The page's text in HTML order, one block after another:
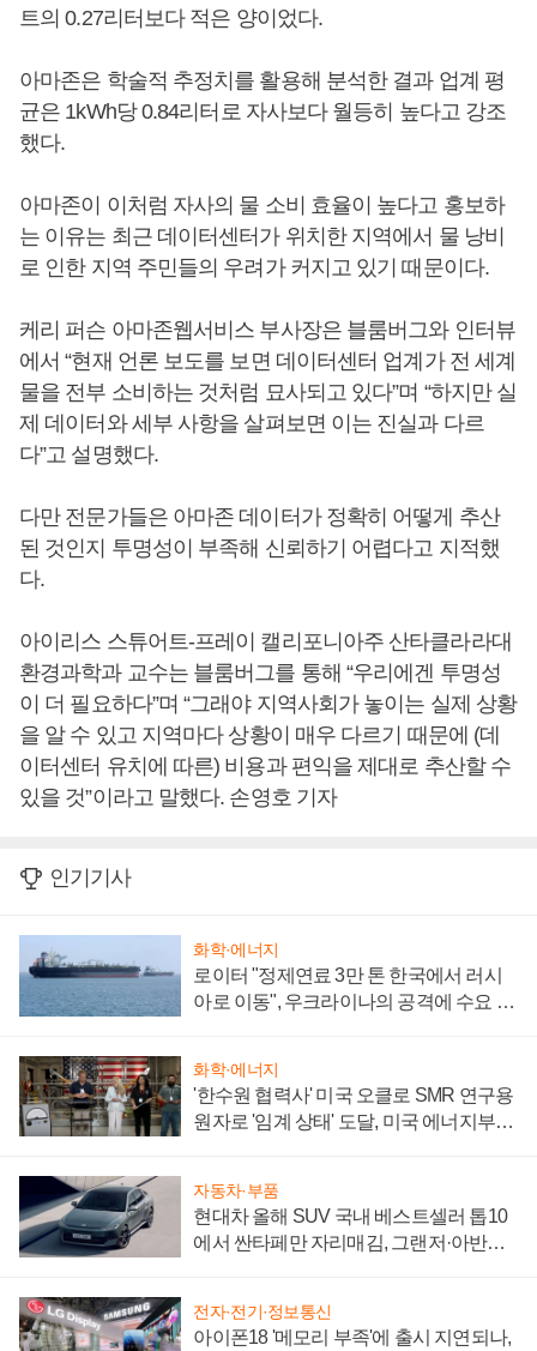
트의 0.27리터보다 적은 양이었다.
아마존은 학술적 추정치를 활용해 분석한 결과 업계 평
균은 1kWh당 0.84리터로 자사보다 월등히 높다고 강조
했다.
아마존이 이처럼 자사의 물 소비 효율이 높다고 홍보하
는 이유는 최근 데이터센터가 위치한 지역에서 물 낭비
로 인한 지역 주민들의 우려가 커지고 있기 때문이다.
케리 퍼슨 아마존웹서비스 부사장은 블룸버그와 인터뷰
에서 “현재 언론 보도를 보면 데이터센터 업계가 전 세계
물을 전부 소비하는 것처럼 묘사되고 있다”며 “하지만 실
제 데이터와 세부 사항을 살펴보면 이는 진실과 다르
다”고 설명했다.
다만 전문가들은 아마존 데이터가 정확히 어떻게 추산
된 것인지 투명성이 부족해 신뢰하기 어렵다고 지적했
다.
아이리스 스튜어트-프레이 캘리포니아주 산타클라라대
환경과학과 교수는 블룸버그를 통해 “우리에겐 투명성
이 더 필요하다”며 “그래야 지역사회가 놓이는 실제 상황
을 알 수 있고 지역마다 상황이 매우 다르기 때문에 (데
이터센터 유치에 따른) 비용과 편익을 제대로 추산할 수
있을 것”이라고 말했다. 손영호 기자
인기기사
화학·에너지
로이터 "정제연료 3만 톤 한국에서 러시
아로 이동", 우크라이나의 공격에 수요 늘
화학·에너지
'한수원 협력사' 미국 오클로 SMR 연구용
원자로 '임계 상태' 도달, 미국 에너지부
자동차·부품
현대차 올해 SUV 국내 베스트셀러 톱10
에서 싼타페만 자리매김, 그랜저·아반떼
전자·전기·정보통신
아이폰18 '메모리 부족'에 출시 지연되나,